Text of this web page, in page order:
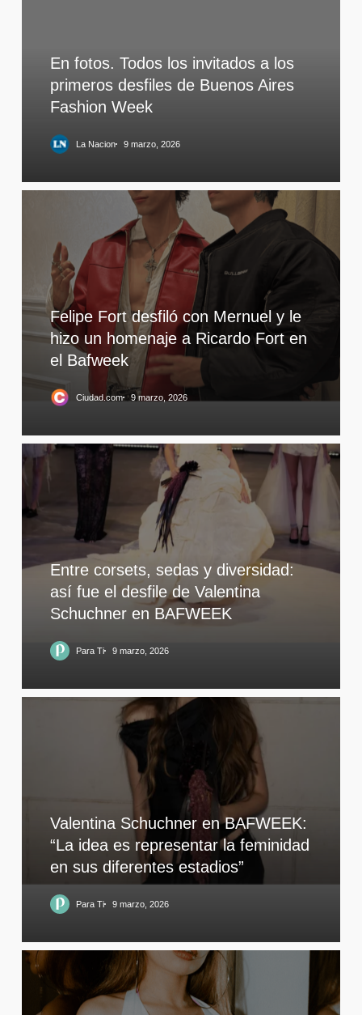
En fotos. Todos los invitados a los
primeros desfiles de Buenos Aires
Fashion Week
La Nacion 9 marzo, 2026
Felipe Fort desfiló con Mernuel y le
hizo un homenaje a Ricardo Fort en
el Bafweek
Ciudad.com 9 marzo, 2026
Entre corsets, sedas y diversidad:
así fue el desfile de Valentina
Schuchner en BAFWEEK
Para Ti 9 marzo, 2026
Valentina Schuchner en BAFWEEK:
“La idea es representar la feminidad
en sus diferentes estadios”
Para Ti 9 marzo, 2026